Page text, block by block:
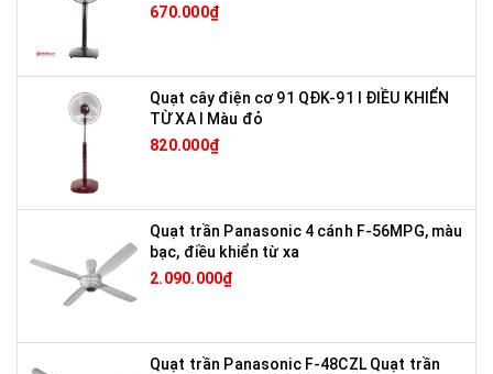
670.000₫
Quạt cây điện cơ 91 QĐK-91 I ĐIỀU KHIỂN
TỪ XA I Màu đỏ
820.000₫
Quạt trần Panasonic 4 cánh F-56MPG, màu
bạc, điều khiển từ xa
2.090.000₫
Quạt trần Panasonic F-48CZL Quạt trần